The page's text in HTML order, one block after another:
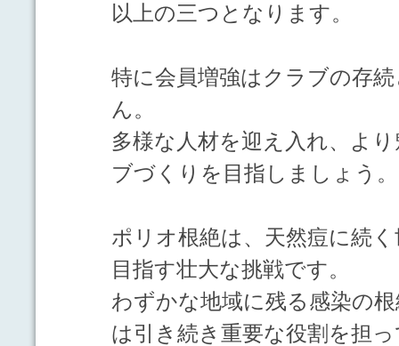
以上の三つとなります。
特に会員増強はクラブの存
ん。
多様な人材を迎え入れ、よ
ブづくりを目指しましょう。
ポリオ根絶は、天然痘に続
目指す壮大な挑戦です。
わずかな地域に残る感染の
は引き続き重要な役割を担